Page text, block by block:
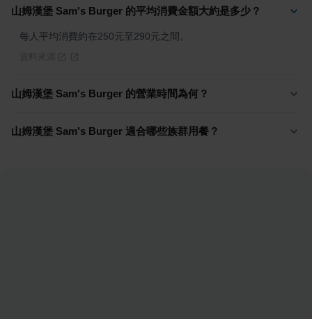
山姆漢堡 Sam's Burger 的平均消費金額大約是多少？
每人平均消費約在250元至290元之間。
山姆漢堡 Sam's Burger 的營業時間為何？
山姆漢堡 Sam's Burger 適合哪些族群用餐？